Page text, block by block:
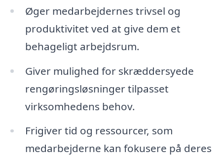
Øger medarbejdernes trivsel og
produktivitet ved at give dem et
behageligt arbejdsrum.
Giver mulighed for skræddersyede
rengøringsløsninger tilpasset
virksomhedens behov.
Frigiver tid og ressourcer, som
medarbejderne kan fokusere på deres